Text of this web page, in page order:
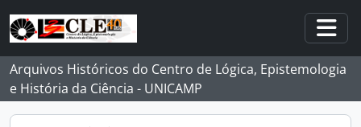
Skip to main content
Arquivos Históricos do Centro de Lógica, Epistemologia
e História da Ciência - UNICAMP